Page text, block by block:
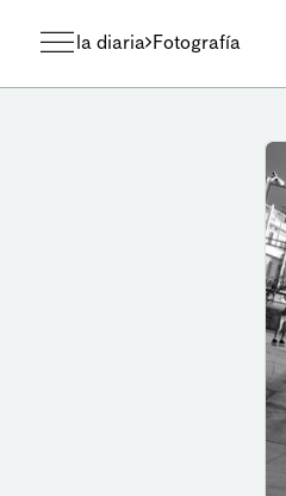
la diaria Fotografía